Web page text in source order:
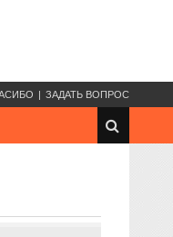
ЗАДАТЬ ВОПРОС